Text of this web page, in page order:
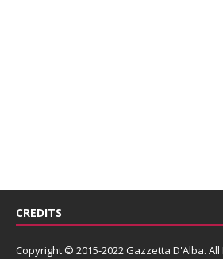
CREDITS
Copyright © 2015-2022 Gazzetta D'Alba. All